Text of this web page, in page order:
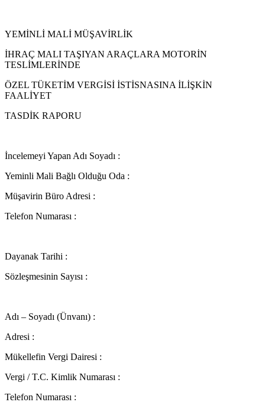
YEMİNLİ MALİ MÜŞAVİRLİK
İHRAÇ MALI TAŞIYAN ARAÇLARA MOTORİN
TESLİMLERİNDE
ÖZEL TÜKETİM VERGİSİ İSTİSNASINA İLİŞKİN
FAALİYET
TASDİK RAPORU
İncelemeyi Yapan Adı Soyadı :
Yeminli Mali Bağlı Olduğu Oda :
Müşavirin Büro Adresi :
Telefon Numarası :
Dayanak Tarihi :
Sözleşmesinin Sayısı :
Adı – Soyadı (Ünvanı) :
Adresi :
Mükellefin Vergi Dairesi :
Vergi / T.C. Kimlik Numarası :
Telefon Numarası :